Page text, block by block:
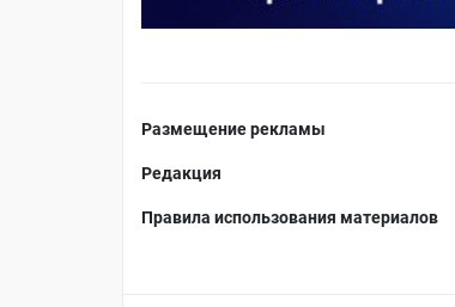
Размещение рекламы
Редакция
Правила использования материалов